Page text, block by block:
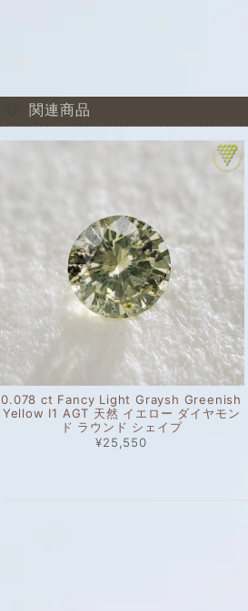
関連商品
0.078 ct Fancy Light Graysh Greenish
Yellow I1 AGT 天然 イエロー ダイヤモン
ド ラウンド シェイプ
¥25,550